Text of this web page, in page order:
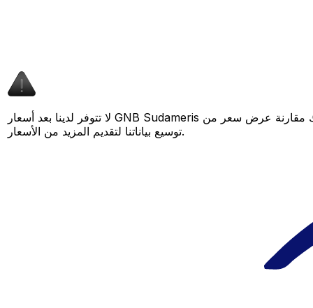
لا تتوفر لدينا بعد أسعار GNB Sudameris لهذا الزوج من العملات، لكن لا يزال بإمكانك مقارنة عرض سعر من GNB Sudameris بسعر Xe المباشر لمعرفة التوفير المحتمل. عد لاحقًا، فنحن نعمل باستمرار على
توسيع بياناتنا لتقديم المزيد من الأسعار.